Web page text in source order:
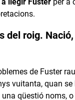
llegir Fuster per a
del roig.
de Fuster
vuitanta, quan se
qüestió noms,